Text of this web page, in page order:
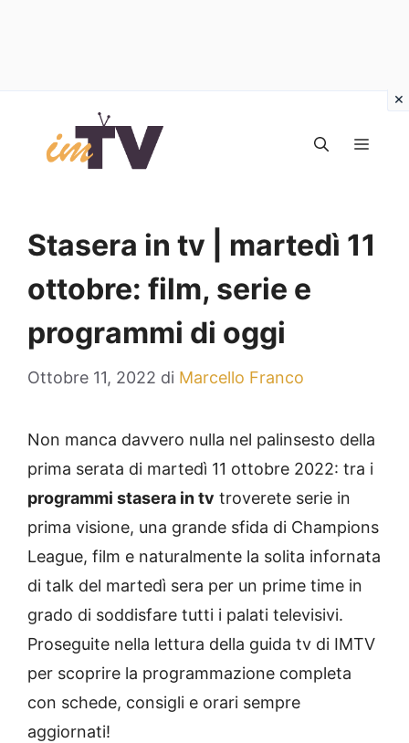
contenuto
Stasera in tv | martedì 11
ottobre: film, serie e
programmi di oggi
Ottobre 11, 2022 di Marcello Franco
Non manca davvero nulla nel palinsesto della
prima serata di martedì 11 ottobre 2022: tra i
programmi stasera in tv troverete serie in
prima visione, una grande sfida di Champions
League, film e naturalmente la solita infornata
di talk del martedì sera per un prime time in
grado di soddisfare tutti i palati televisivi.
Proseguite nella lettura della guida tv di IMTV
per scoprire la programmazione completa
con schede, consigli e orari sempre
aggiornati!